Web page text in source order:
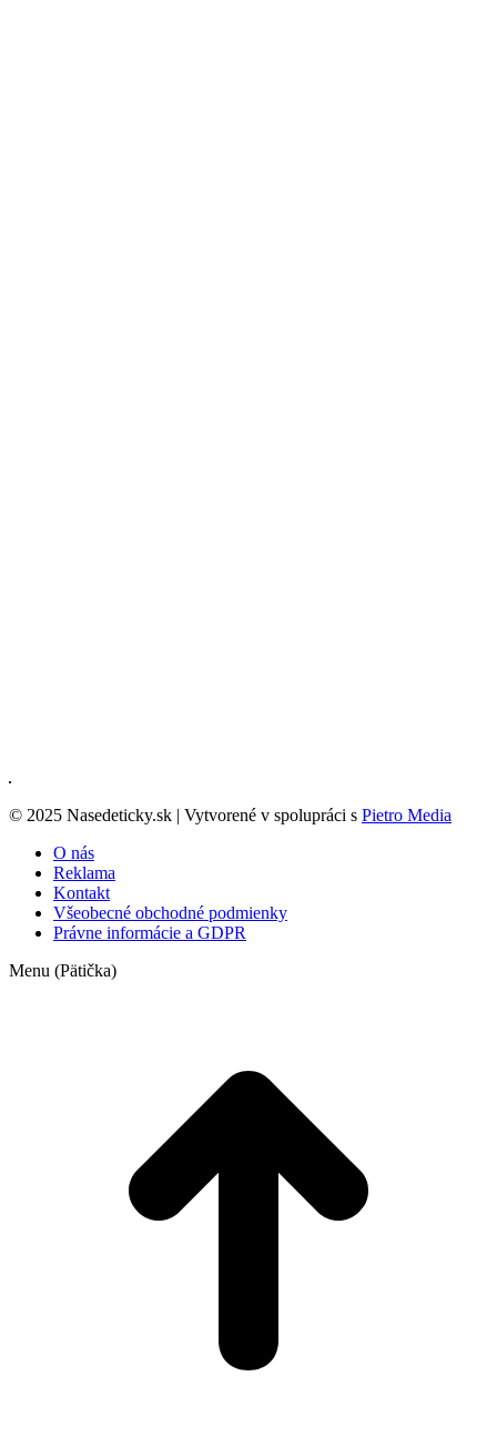
© 2025 Nasedeticky.sk | Vytvorené v spolupráci s Pietro Media
O nás
Reklama
Kontakt
Všeobecné obchodné podmienky
Právne informácie a GDPR
Menu (Pätička)